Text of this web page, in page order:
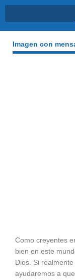
Imagen con
Como creyentes
bien en este
Dios. Si
ayudaremos a